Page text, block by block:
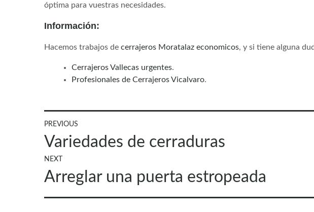
óptima para vuestras necesidades.
Información:
Hacemos trabajos de cerrajeros Moratalaz economicos, y si tiene alguna
Cerrajeros Vallecas urgentes.
Profesionales de Cerrajeros Vicalvaro.
Navegación
de
entradas
PREVIOUS
Previous
post:
Variedades de cerraduras
NEXT
Next
post:
Arreglar una puerta estropeada